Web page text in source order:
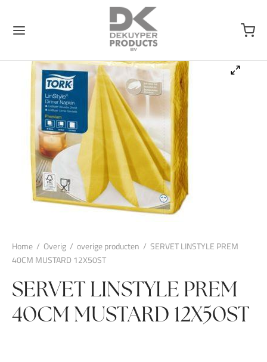
Home / Overig / overige producten / SERVET LINSTYLE PREM
40CM MUSTARD 12X50ST
SERVET LINSTYLE PREM
40CM MUSTARD 12X50ST